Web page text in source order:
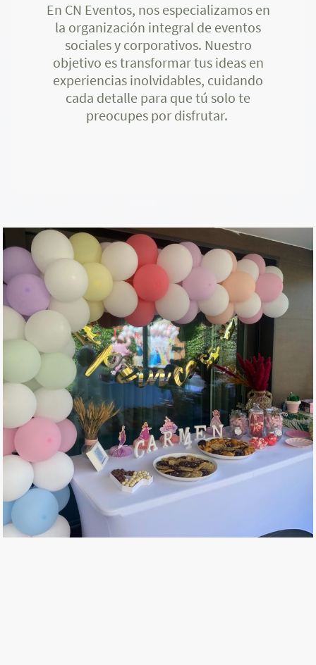
En CN Eventos, nos especializamos en
la organización integral de eventos
sociales y corporativos. Nuestro
objetivo es transformar tus ideas en
experiencias inolvidables, cuidando
cada detalle para que tú solo te
preocupes por disfrutar.